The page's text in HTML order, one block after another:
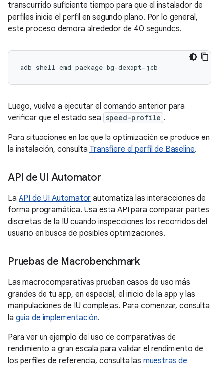
transcurrido suficiente tiempo para que el instalador de
perfiles inicie el perfil en segundo plano. Por lo general,
este proceso demora alrededor de 40 segundos.
adb shell cmd package
Luego, vuelve a ejecutar el comando anterior para
verificar que el estado sea speed-profile .
Para situaciones en las que la optimización se produce en
la instalación, consulta Transfiere el perfil de Baseline.
API de UI Automator
La API de UI Automator automatiza las interacciones de
forma programática. Usa esta API para comparar partes
discretas de la IU cuando inspecciones los recorridos del
usuario en busca de posibles optimizaciones.
Pruebas de Macrobenchmark
Las macrocomparativas prueban casos de uso más
grandes de tu app, en especial, el inicio de la app y las
manipulaciones de IU complejas. Para comenzar, consulta
la guía de implementación.
Para ver un ejemplo del uso de comparativas de
rendimiento a gran escala para validar el rendimiento de
los perfiles de referencia, consulta las muestras de